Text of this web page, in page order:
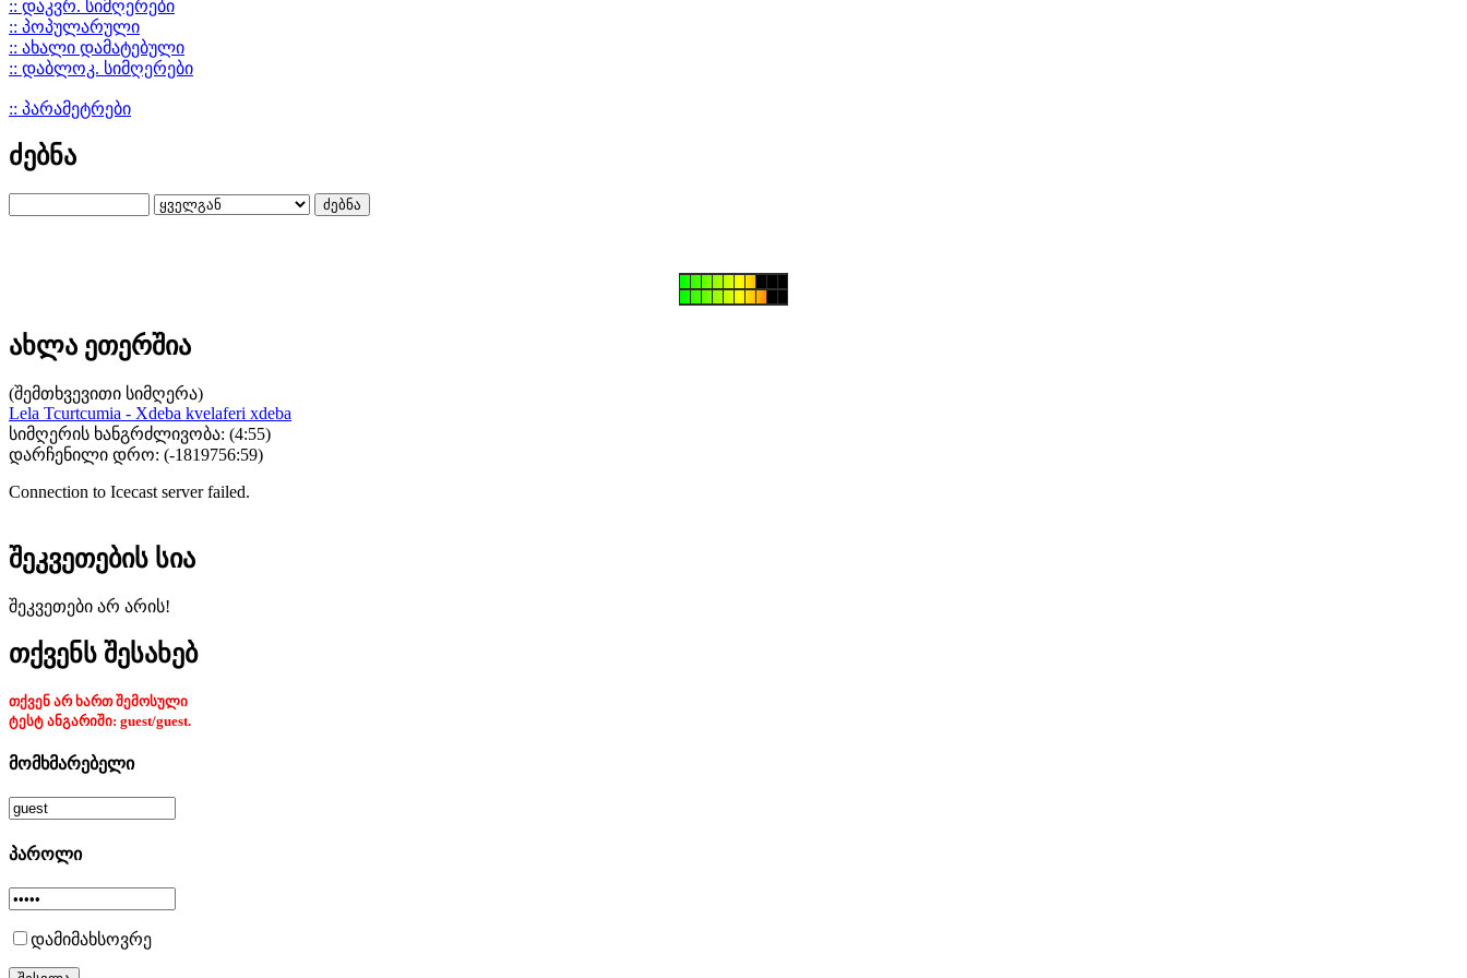
:: დაკვრ. სიმღერები
:: პოპულარული
:: ახალი დამატებული
:: დაბლოკ. სიმღერები
:: პარამეტრები
ძებნა
ახლა ეთერშია
(შემთხვევითი სიმღერა)
Lela Tcurtcumia - Xdeba kvelaferi xdeba
სიმღერის ხანგრძლივობა: (4:55)
დარჩენილი დრო: (-1819756:59)
Connection to Icecast server failed.
შეკვეთების სია
შეკვეთები არ არის!
თქვენს შესახებ
თქვენ არ ხართ შემოსული
ტესტ ანგარიში: guest/guest.
მომხმარებელი
პაროლი
დამიმახსოვრე